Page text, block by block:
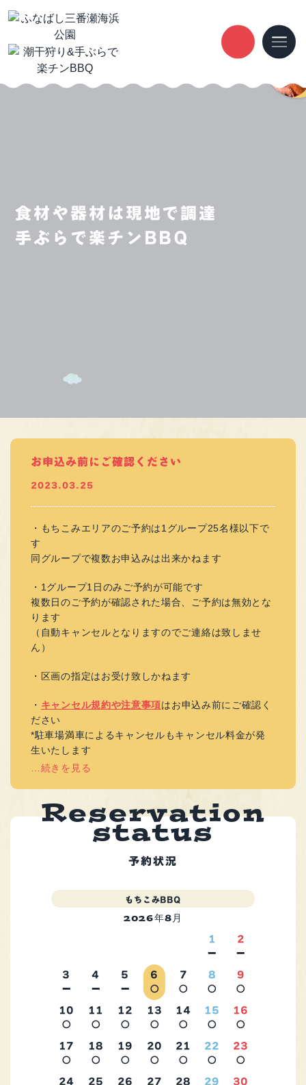
食材や器材は現地で調達
手ぶらで楽チンBBQ
お申込み前にご確認ください
2023.03.25
・もちこみエリアのご予約は1グループ25名様以下で
す
同グループで複数お申込みは出来かねます
・1グループ1日のみご予約が可能です
複数日のご予約が確認された場合、ご予約は無効とな
ります
（自動キャンセルとなりますのでご連絡は致しませ
ん）
・区画の指定はお受け致しかねます
・ キャンセル規約や注意事項はお申込み前にご確認く
ださい
*駐車場満車によるキャンセルもキャンセル料金が発
生いたします
…続きを見る
Reservation
status
予約状況
もちこみBBQ
2026年8月
1
－
2
－
3
－
4
－
5
－
6
○
7
○
8
○
9
○
10
○
11
○
12
○
13
○
14
○
15
○
16
○
17
○
18
○
19
○
20
○
21
○
22
○
23
○
24
25
26
27
28
29
30
2026年9月